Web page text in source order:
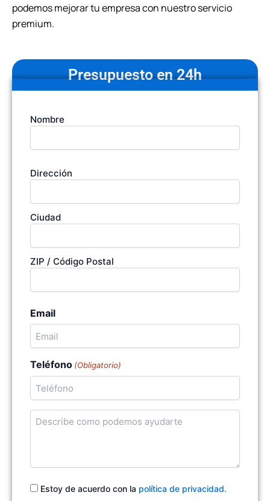
podemos mejorar tu empresa con nuestro servicio
premium.
Presupuesto en 24h
Tu
nombre
Nombre
Dirección
de
empresa
Dirección
Ciudad
ZIP / Código Postal
Email
Teléfono (Obligatorio)
Cuentanos
en
ayudarte
Consentimiento
Estoy de acuerdo con la política de privacidad.